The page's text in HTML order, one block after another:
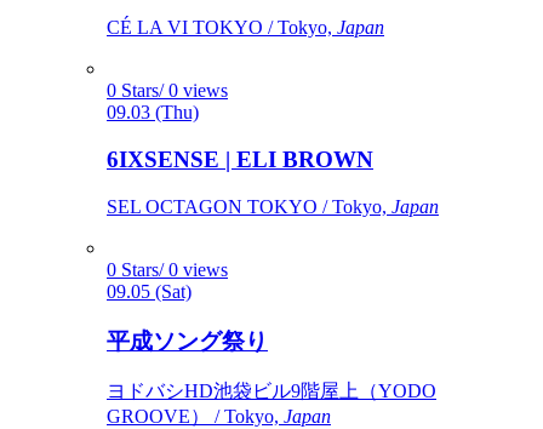
CÉ LA VI TOKYO / Tokyo, Japan
0 Stars/ 0 views
09.03 (Thu)
6IXSENSE | ELI BROWN
SEL OCTAGON TOKYO / Tokyo, Japan
0 Stars/ 0 views
09.05 (Sat)
平成ソング祭り
ヨドバシHD池袋ビル9階屋上（YODO
GROOVE） / Tokyo, Japan